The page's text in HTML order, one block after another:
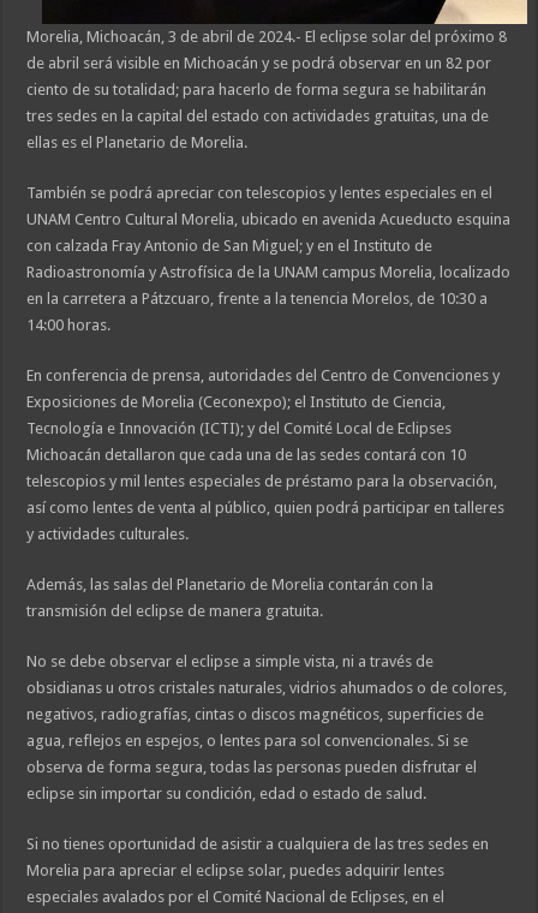
Morelia, Michoacán, 3 de abril de 2024.- El eclipse solar del próximo 8
de abril será visible en Michoacán y se podrá observar en un 82 por
ciento de su totalidad; para hacerlo de forma segura se habilitarán
tres sedes en la capital del estado con actividades gratuitas, una de
ellas es el Planetario de Morelia.
También se podrá apreciar con telescopios y lentes especiales en el
UNAM Centro Cultural Morelia, ubicado en avenida Acueducto esquina
con calzada Fray Antonio de San Miguel; y en el Instituto de
Radioastronomía y Astrofísica de la UNAM campus Morelia, localizado
en la carretera a Pátzcuaro, frente a la tenencia Morelos, de 10:30 a
14:00 horas.
En conferencia de prensa, autoridades del Centro de Convenciones y
Exposiciones de Morelia (Ceconexpo); el Instituto de Ciencia,
Tecnología e Innovación (ICTI); y del Comité Local de Eclipses
Michoacán detallaron que cada una de las sedes contará con 10
telescopios y mil lentes especiales de préstamo para la observación,
así como lentes de venta al público, quien podrá participar en talleres
y actividades culturales.
Además, las salas del Planetario de Morelia contarán con la
transmisión del eclipse de manera gratuita.
No se debe observar el eclipse a simple vista, ni a través de
obsidianas u otros cristales naturales, vidrios ahumados o de colores,
negativos, radiografías, cintas o discos magnéticos, superficies de
agua, reflejos en espejos, o lentes para sol convencionales. Si se
observa de forma segura, todas las personas pueden disfrutar el
eclipse sin importar su condición, edad o estado de salud.
Si no tienes oportunidad de asistir a cualquiera de las tres sedes en
Morelia para apreciar el eclipse solar, puedes adquirir lentes
especiales avalados por el Comité Nacional de Eclipses, en el